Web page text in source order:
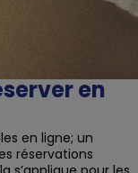
en
en ligne; un
réservations